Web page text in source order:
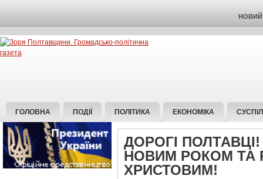
НОВИЙ
ГОЛОВНА ПОДІЇ ПОЛІТИКА ЕКОНОМІКА
ДОРОГІ
НОВИМ РОКОМ ТА
ХРИСТОВИМ!